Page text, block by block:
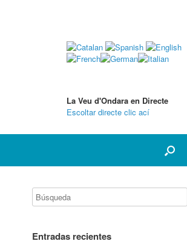
La Veu d'Ondara en Directe
Escoltar directe clic ací
Entradas recientes